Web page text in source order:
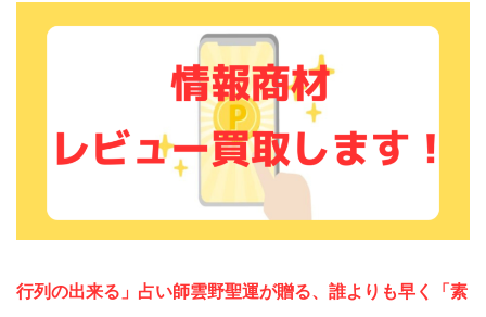
行列の出来る」占い師雲野聖運が贈る、誰よりも早く「素